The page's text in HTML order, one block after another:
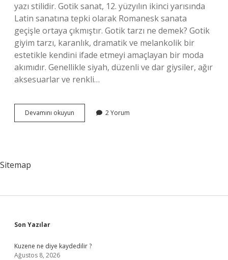
yazı stilidir. Gotik sanat, 12. yüzyılın ikinci yarısında
Latin sanatına tepki olarak Romanesk sanata
geçişle ortaya çıkmıştır. Gotik tarzı ne demek? Gotik
giyim tarzı, karanlık, dramatik ve melankolik bir
estetikle kendini ifade etmeyi amaçlayan bir moda
akımıdır. Genellikle siyah, düzenli ve dar giysiler, ağır
aksesuarlar ve renkli…
Devamını okuyun
Tarzı
2 Yorum
Sitemap
Sidebar
Son Yazılar
Kuzene ne diye kaydedilir ?
Ağustos 8, 2026